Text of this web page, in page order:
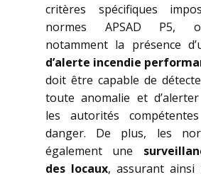
critères spécifiques
normes APSAD P5,
notamment la présence
d’alerte incendie
doit être capable de
toute anomalie et
les autorités
danger. De plus, les
également une
des locaux, assurant ainsi